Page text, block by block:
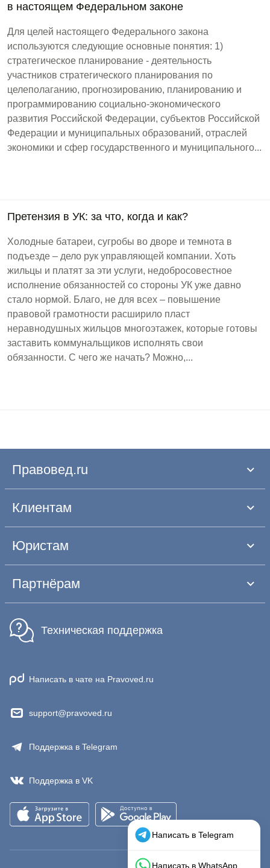
в настоящем Федеральном законе
Для целей настоящего Федерального закона
используются следующие основные понятия: 1)
стратегическое планирование - деятельность
участников стратегического планирования по
целеполаганию, прогнозированию, планированию и
программированию социально-экономического
развития Российской Федерации, субъектов Российской
Федерации и муниципальных образований, отраслей
экономики и сфер государственного и муниципального...
Претензия в УК: за что, когда и как?
Холодные батареи, сугробы во дворе и темнота в
подъезде – дело рук управляющей компании. Хоть
жильцы и платят за эти услуги, недобросовестное
исполнение обязанностей со стороны УК уже давно
стало нормой. Благо, не для всех – повышение
правовой грамотности расширило пласт
неравнодушных жильцов многоэтажек, которые готовы
заставить коммунальщиков исполнять свои
обязанности. С чего же начать? Можно,...
Правовед.ru
Клиентам
Юристам
Партнёрам
Техническая поддержка
Написать в чате на Pravoved.ru
support@pravoved.ru
Поддержка в Telegram
Поддержка в VK